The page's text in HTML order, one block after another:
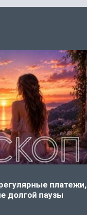
платежи,
долгой паузы